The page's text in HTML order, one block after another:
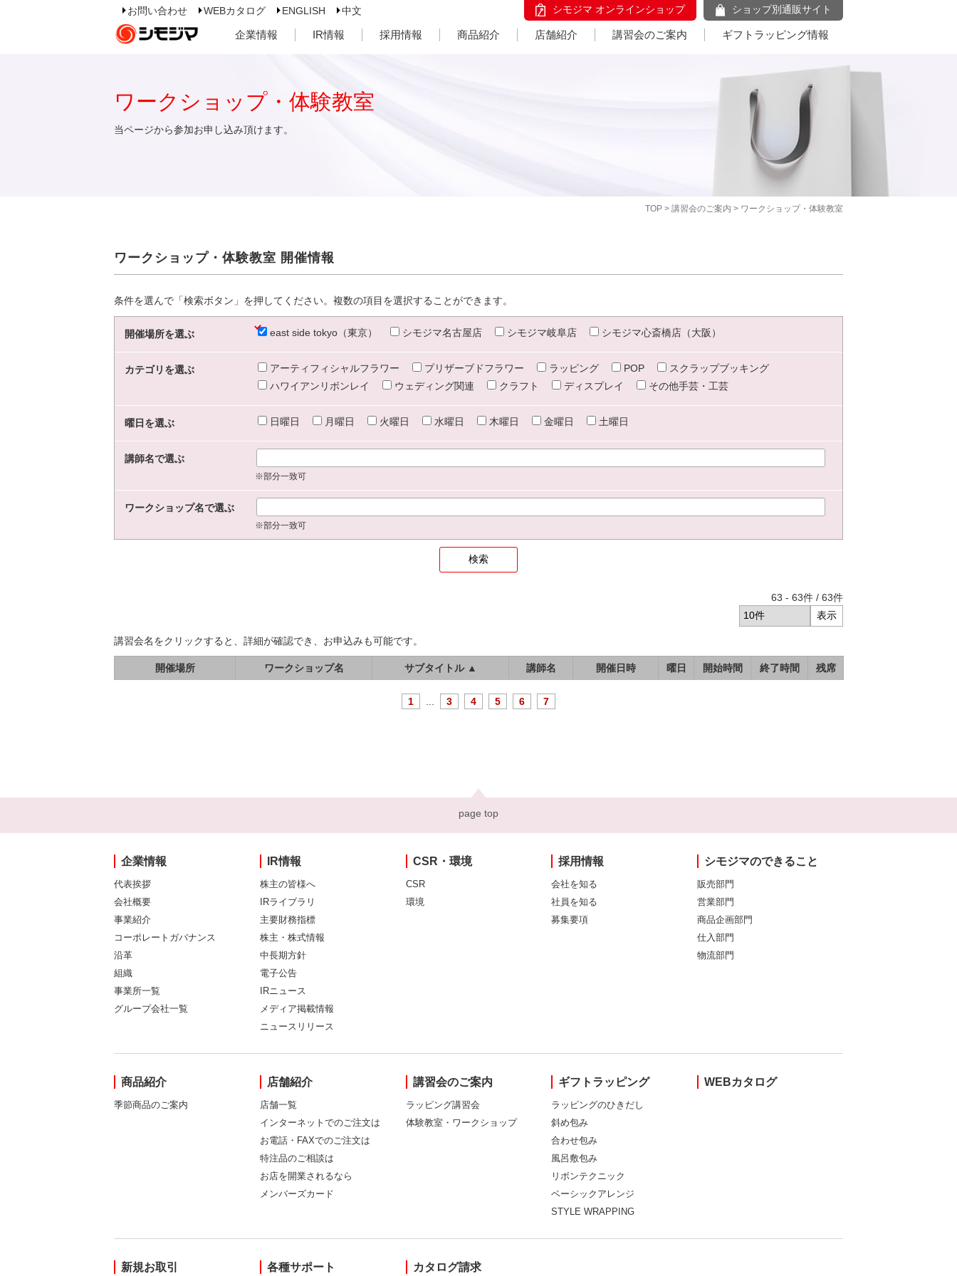
お問い合わせ WEBカタログ ENGLISH 中文 シモジマ オンラインショップ ショップ別通販サイト
企業情報 IR情報 採用情報 商品紹介 店舗紹介 講習会のご案内 ギフトラッピング情報
TOP > 講習会のご案内 > ワークショップ・体験教室
ワークショップ・体験教室
当ページから参加お申し込み頂けます。
ワークショップ・体験教室 開催情報
条件を選んで「検索ボタン」を押してください。複数の項目を選択することができます。
開催場所を選ぶ east side tokyo（東京） シモジマ名古屋店 シモジマ岐阜店 シモジマ心斎橋店（大阪）
カテゴリを選ぶ アーティフィシャルフラワー プリザーブドフラワー ラッピング POP
スクラップブッキング
ハワイアンリボンレイ
ウェディング関連 クラフト ディスプレイ その他手芸・工芸
曜日を選ぶ 日曜日 月曜日 火曜日 水曜日 木曜日 金曜日 土曜日
講師名で選ぶ
※部分一致可
ワークショップ名で選ぶ
※部分一致可
63 - 63件 / 63件
講習会名をクリックすると、詳細が確認でき、お申込みも可能です。
開催場所 ワークショップ名 サブタイトル ▲ 講師名 開催日時 曜日 開始時間 終了時間 残席
1 3 4 5 6 7
page top
企業情報
代表挨拶
会社概要
事業紹介
コーポレートガバナンス
沿革
組織
事業所一覧
グループ会社一覧
IR情報
株主の皆様へ
IRライブラリ
主要財務指標
株主・株式情報
中長期方針
電子公告
IRニュース
メディア掲載情報
ニュースリリース
CSR・環境
CSR
環境
採用情報
会社を知る
社員を知る
募集要項
シモジマのできること
販売部門
営業部門
商品企画部門
仕入部門
物流部門
商品紹介
季節商品のご案内
店舗紹介
店舗一覧
インターネットでのご注文は
お電話・FAXでのご注文は
特注品のご相談は
お店を開業されるなら
メンバーズカード
講習会のご案内
ラッピング講習会
体験教室・ワークショップ
ギフトラッピング
ラッピングのひきだし
斜め包み
合わせ包み
風呂敷包み
リボンテクニック
ベーシックアレンジ
STYLE WRAPPING
WEBカタログ
新規お取引 各種サポート カタログ請求